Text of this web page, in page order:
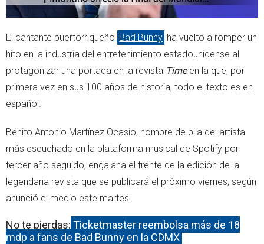
El cantante puertorriqueño Bad Bunny ha vuelto a romper un
hito en la industria del entretenimiento estadounidense al
protagonizar una portada en la revista Timeen la que, por
primera vez en sus 100 años de historia, todo el texto es en
español.
Benito Antonio Martínez Ocasio, nombre de pila del artista
más escuchado en la plataforma musical de Spotify por
tercer año seguido, engalana el frente de la edición de la
legendaria revista que se publicará el próximo viernes, según
anunció el medio este martes.
No te pierdas: Ticketmaster reembolsa más de 18
mdp a fans de Bad Bunny en la CDMX